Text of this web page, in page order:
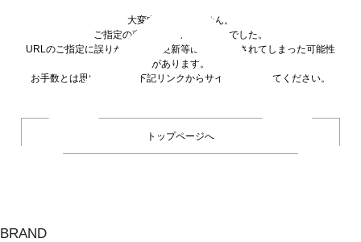
BRAND
大変申し訳ありません。
ご指定の商品が見つかりませんでした。
URLのご指定に誤りがあるか、更新等に伴い削除されてしまった可能性
があります。
お手数とは思いますが、下記リンクからサイトへ移動してください。
トップページへ